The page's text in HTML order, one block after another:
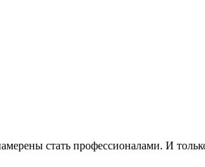
стать профессионалами. И